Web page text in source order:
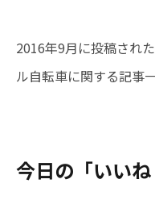
2016年9月に投稿され
ル自転車に関する記事一
今日の「いいね